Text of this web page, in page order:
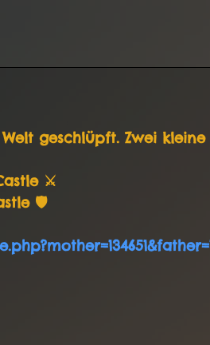
geschlüpft. Zwei
⚔️
🛡